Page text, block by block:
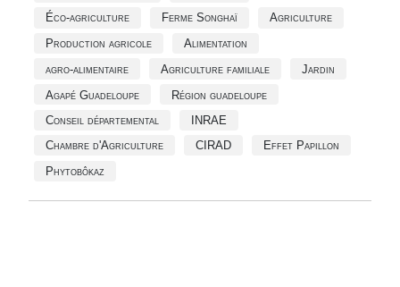
Éco-agriculture
Ferme Songhaï
Agriculture
Production agricole
Alimentation
agro-alimentaire
Agriculture familiale
Jardin
Agapé Guadeloupe
Région guadeloupe
Conseil départemental
INRAE
Chambre d'Agriculture
CIRAD
Effet Papillon
Phytobôkaz